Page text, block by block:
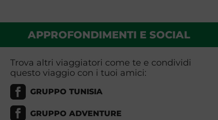
APPROFONDIMENTI E SOCIAL
Trova altri viaggiatori come te e condividi
questo viaggio con i tuoi amici:
GRUPPO TUNISIA
GRUPPO ADVENTURE